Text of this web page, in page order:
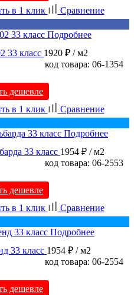
в 1 клик
Сравнение
Подробнее
33 класс 1920 ₽ / м2
код товара: 06-1354
дешевле
в 1 клик
Сравнение
Подробнее
33 класс 1954 ₽ / м2
код товара: 06-2553
дешевле
в 1 клик
Сравнение
Подробнее
33 класс 1954 ₽ / м2
код товара: 06-2554
дешевле